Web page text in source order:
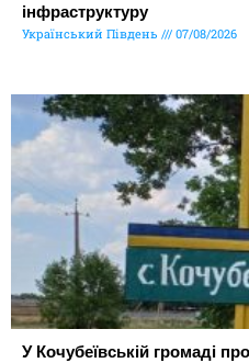
інфраструктуру
Український Південь 07/08/2026
У Кочубеївській громаді